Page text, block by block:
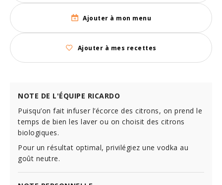
Ajouter à mon menu
Ajouter à mes recettes
NOTE DE L'ÉQUIPE RICARDO
Puisqu’on fait infuser l’écorce des citrons, on prend le
temps de bien les laver ou on choisit des citrons
biologiques.
Pour un résultat optimal, privilégiez une vodka au
goût neutre.